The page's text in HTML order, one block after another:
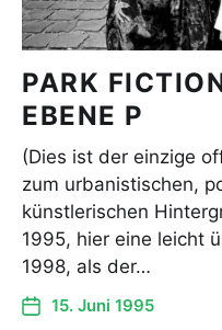
PARK
EBENE P
(Dies ist der einzige
zum urbanistischen,
künstlerischen
1995, hier eine leicht
1998, als der…
15. Juni 1995